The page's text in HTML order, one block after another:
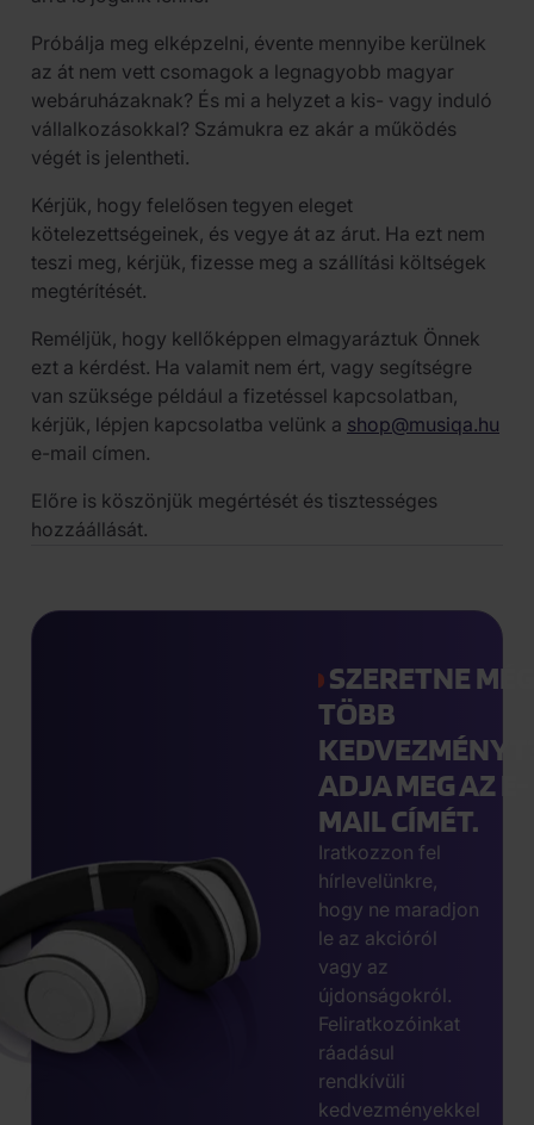
Próbálja meg elképzelni, évente mennyibe kerülnek
az át nem vett csomagok a legnagyobb magyar
webáruházaknak? És mi a helyzet a kis- vagy induló
vállalkozásokkal? Számukra ez akár a működés
végét is jelentheti.
Kérjük, hogy felelősen tegyen eleget
kötelezettségeinek, és vegye át az árut. Ha ezt nem
teszi meg, kérjük, fizesse meg a szállítási költségek
megtérítését.
Reméljük, hogy kellőképpen elmagyaráztuk Önnek
ezt a kérdést. Ha valamit nem ért, vagy segítségre
van szüksége például a fizetéssel kapcsolatban,
kérjük, lépjen kapcsolatba velünk a shop@musiqa.hu
e-mail címen.
Előre is köszönjük megértését és tisztességes
hozzáállását.
SZERETNE MÉG
TÖBB
ADJA MEG AZ E-
MAIL CÍMÉT.
Iratkozzon fel
hírlevelünkre,
hogy ne maradjon
le az akcióról
vagy az
újdonságokról.
Feliratkozóinkat
ráadásul
rendkívüli
kedvezményekkel